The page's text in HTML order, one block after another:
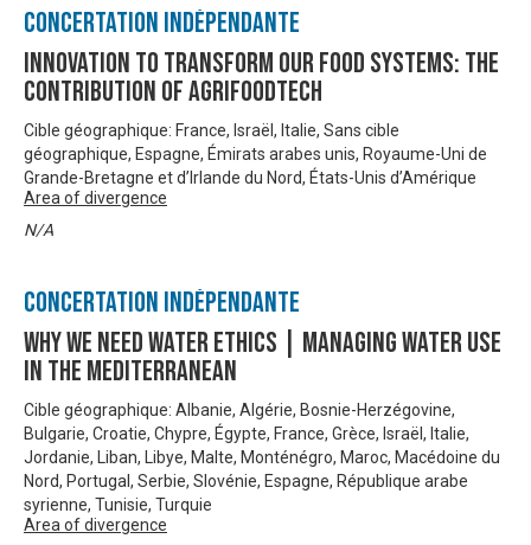
Concertation Indépendante
Innovation to Transform our Food Systems: The
Contribution of AgriFoodTech
Cible géographique: France, Israël, Italie, Sans cible
géographique, Espagne, Émirats arabes unis, Royaume-Uni de
Grande-Bretagne et d’Irlande du Nord, États-Unis d’Amérique
Area of divergence
N/A
Concertation Indépendante
Why We Need Water Ethics | Managing Water Use
In The Mediterranean
Cible géographique: Albanie, Algérie, Bosnie-Herzégovine,
Bulgarie, Croatie, Chypre, Égypte, France, Grèce, Israël, Italie,
Jordanie, Liban, Libye, Malte, Monténégro, Maroc, Macédoine du
Nord, Portugal, Serbie, Slovénie, Espagne, République arabe
syrienne, Tunisie, Turquie
Area of divergence